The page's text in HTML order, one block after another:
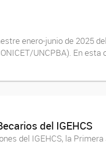
enero-junio de 2025
UNCPBA). En
del IGEHCS
del IGEHCS, la